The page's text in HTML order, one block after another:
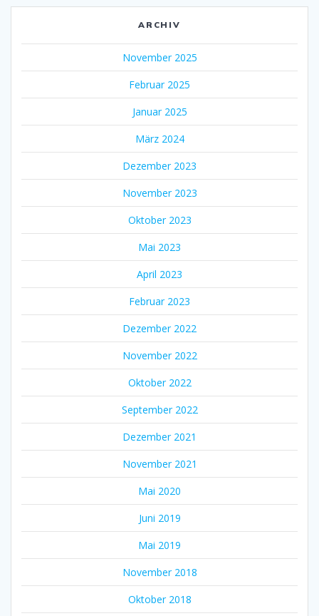
ARCHIV
November 2025
Februar 2025
Januar 2025
März 2024
Dezember 2023
November 2023
Oktober 2023
Mai 2023
April 2023
Februar 2023
Dezember 2022
November 2022
Oktober 2022
September 2022
Dezember 2021
November 2021
Mai 2020
Juni 2019
Mai 2019
November 2018
Oktober 2018